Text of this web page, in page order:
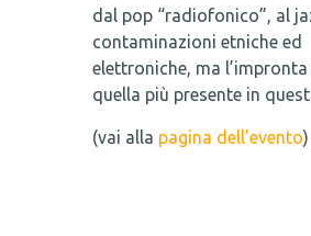
dal pop “radiofonico”, al
contaminazioni etniche ed
elettroniche, ma
quella più presente in
(vai alla pagina dell’evento)